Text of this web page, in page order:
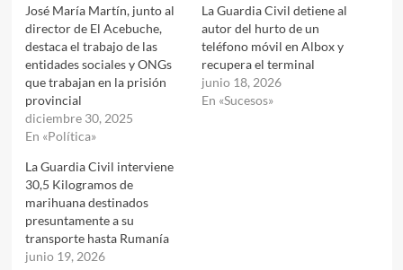
José María Martín, junto al
director de El Acebuche,
destaca el trabajo de las
entidades sociales y ONGs
que trabajan en la prisión
provincial
diciembre 30, 2025
En «Política»
La Guardia Civil detiene al
autor del hurto de un
teléfono móvil en Albox y
recupera el terminal
junio 18, 2026
En «Sucesos»
La Guardia Civil interviene
30,5 Kilogramos de
marihuana destinados
presuntamente a su
transporte hasta Rumanía
junio 19, 2026